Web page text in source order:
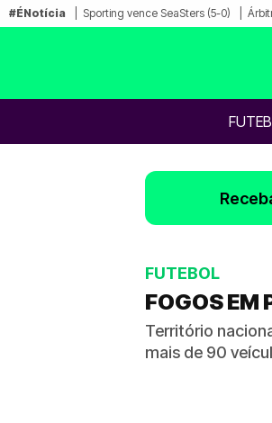
#ÉNotícia Sporting vence SeaSters (5-0)
FUTEBOL
FOGOS EM
Território
mais de 90